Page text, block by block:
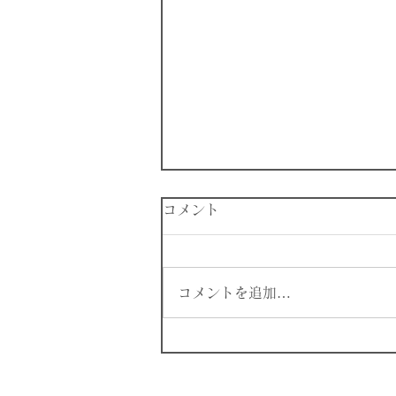
妊娠しました👶
コメント
コメントを追加…